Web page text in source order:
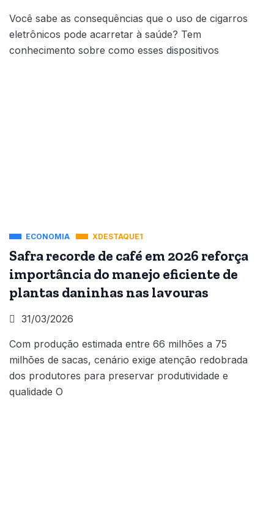
Você sabe as consequências que o uso de cigarros
eletrônicos pode acarretar à saúde? Tem
conhecimento sobre como esses dispositivos
ECONOMIA XDESTAQUE1
Safra recorde de café em 2026 reforça
importância do manejo eficiente de
plantas daninhas nas lavouras
31/03/2026
Com produção estimada entre 66 milhões a 75
milhões de sacas, cenário exige atenção redobrada
dos produtores para preservar produtividade e
qualidade O